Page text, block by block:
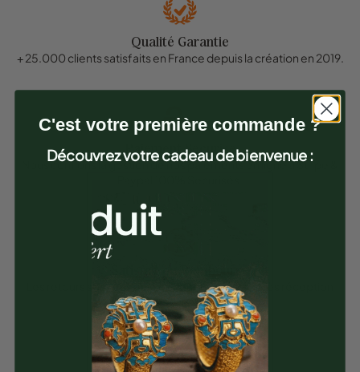
Qualité Garantie
+ 25.000 clients satisfaits en France depuis la création en 2019.
Paiement Sécurisé
Nous confions la gestion de nos paiements en ligne à Stripe &
Les retours sont possible pendant 30 jours après réception
des articles.
C'est votre première commande ?
Découvrez votre cadeau de bienvenue :